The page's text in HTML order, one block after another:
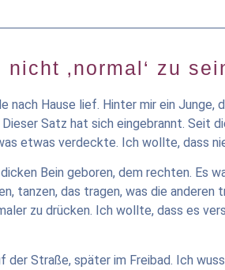
‚normal‘ zu
nach Hause lief. Hinter mir ein
Satz hat sich eingebrannt.
etwas verdeckte. Ich wollte, dass
Bein geboren, dem rechten. Es
tanzen, das tragen, was die anderen
zu drücken. Ich wollte, dass es
Straße, später im Freibad. Ich